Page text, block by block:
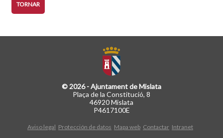
TORNAR
© 2026 - Ajuntament de Mislata
Plaça de la Constitució, 8
46920 Mislata
P4617100E
Aviso legal Protección de datos Mapa web Contactar Intranet